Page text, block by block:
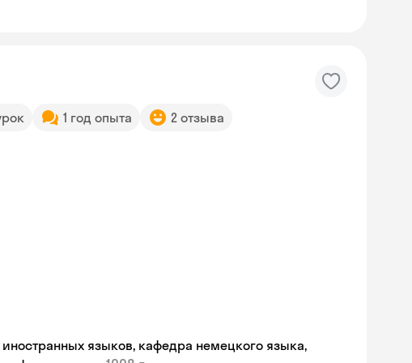
1 год опыта 2 отзыва
языков, кафедра немецкого языка,
Skyeng Chat
online